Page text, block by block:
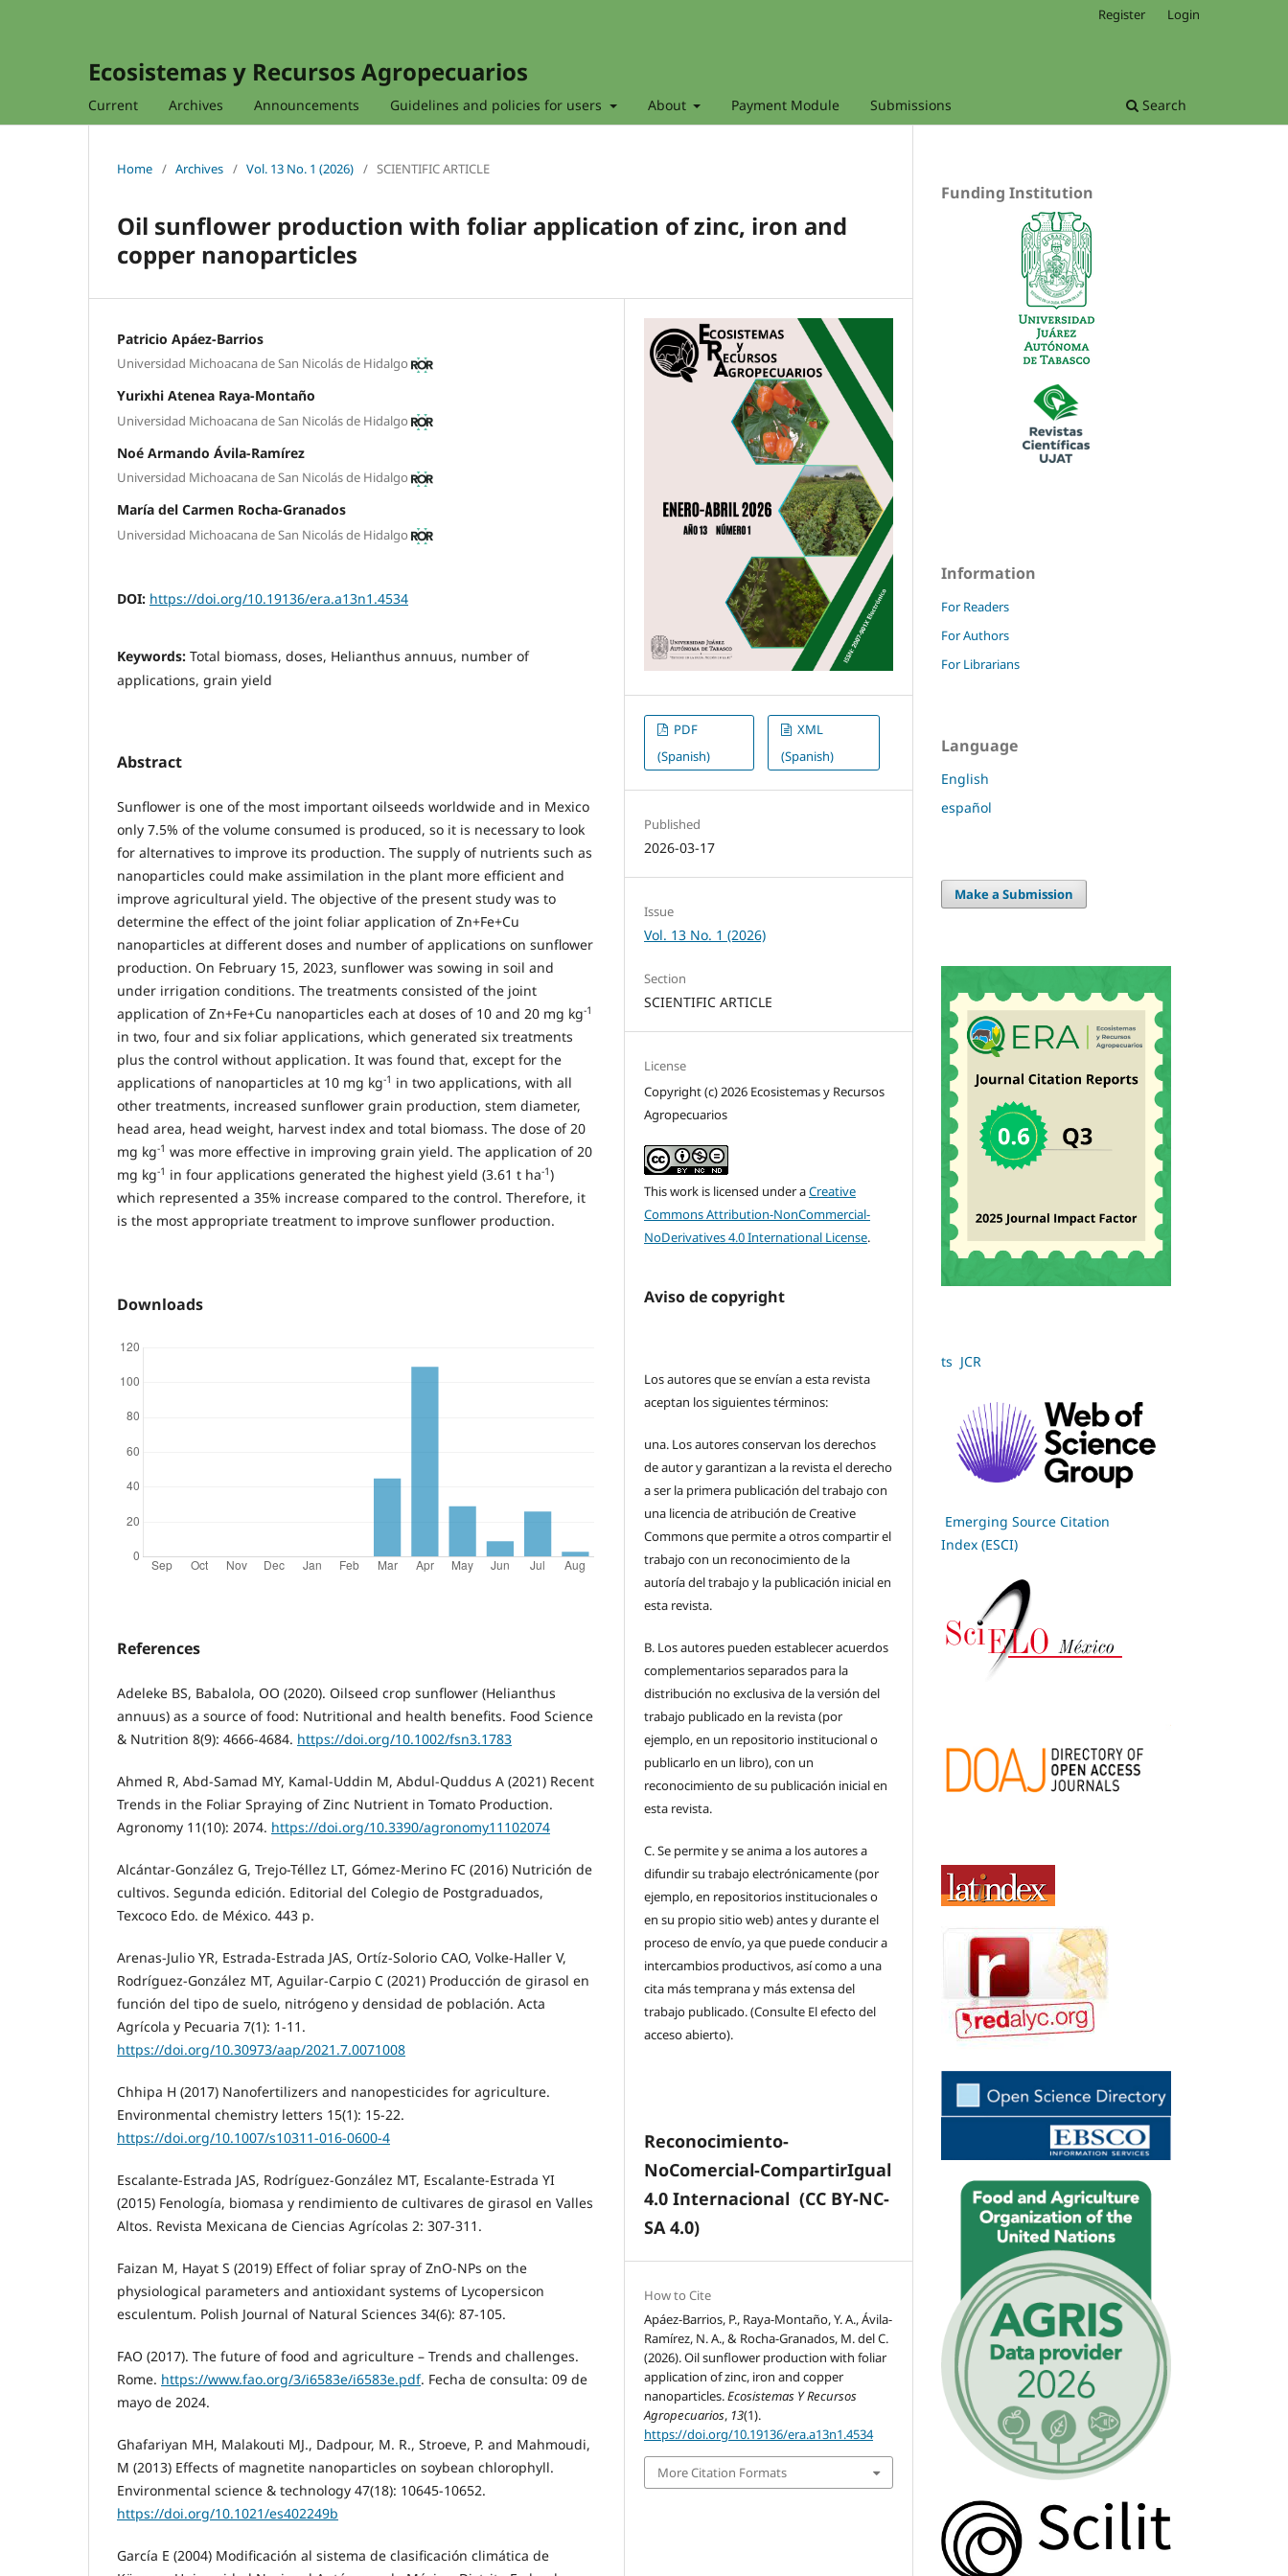
Ecosistemas y Recursos Agropecuarios
Current Archives Announcements Guidelines and policies for users About Payment Module Submissions Search
Register Login
Home / Archives / Vol. 13 No. 1 (2026) / SCIENTIFIC ARTICLE
Oil sunflower production with foliar application of zinc, iron and
copper nanoparticles
Patricio Apáez-Barrios
Universidad Michoacana de San Nicolás de Hidalgo
Yurixhi Atenea Raya-Montaño
Universidad Michoacana de San Nicolás de Hidalgo
Noé Armando Ávila-Ramírez
Universidad Michoacana de San Nicolás de Hidalgo
María del Carmen Rocha-Granados
Universidad Michoacana de San Nicolás de Hidalgo
DOI: https://doi.org/10.19136/era.a13n1.4534
Keywords: Total biomass, doses, Helianthus annuus, number of
applications, grain yield
Abstract
Sunflower is one of the most important oilseeds worldwide and in Mexico
only 7.5% of the volume consumed is produced, so it is necessary to look
for alternatives to improve its production. The supply of nutrients such as
nanoparticles could make assimilation in the plant more efficient and
improve agricultural yield. The objective of the present study was to
determine the effect of the joint foliar application of Zn+Fe+Cu
nanoparticles at different doses and number of applications on sunflower
production. On February 15, 2023, sunflower was sowing in soil and
under irrigation conditions. The treatments consisted of the joint
application of Zn+Fe+Cu nanoparticles each at doses of 10 and 20 mg kg-1
in two, four and six foliar applications, which generated six treatments
plus the control without application. It was found that, except for the
applications of nanoparticles at 10 mg kg-1 in two applications, with all
other treatments, increased sunflower grain production, stem diameter,
head area, head weight, harvest index and total biomass. The dose of 20
mg kg-1 was more effective in improving grain yield. The application of 20
mg kg-1 in four applications generated the highest yield (3.61 t ha-1)
which represented a 35% increase compared to the control. Therefore, it
is the most appropriate treatment to improve sunflower production.
Downloads
References
Adeleke BS, Babalola, OO (2020). Oilseed crop sunflower (Helianthus
annuus) as a source of food: Nutritional and health benefits. Food Science
& Nutrition 8(9): 4666-4684. https://doi.org/10.1002/fsn3.1783
Ahmed R, Abd-Samad MY, Kamal-Uddin M, Abdul-Quddus A (2021) Recent
Trends in the Foliar Spraying of Zinc Nutrient in Tomato Production.
Agronomy 11(10): 2074. https://doi.org/10.3390/agronomy11102074
Alcántar-González G, Trejo-Téllez LT, Gómez-Merino FC (2016) Nutrición de
cultivos. Segunda edición. Editorial del Colegio de Postgraduados,
Texcoco Edo. de México. 443 p.
Arenas-Julio YR, Estrada-Estrada JAS, Ortíz-Solorio CAO, Volke-Haller V,
Rodríguez-González MT, Aguilar-Carpio C (2021) Producción de girasol en
función del tipo de suelo, nitrógeno y densidad de población. Acta
Agrícola y Pecuaria 7(1): 1-11.
https://doi.org/10.30973/aap/2021.7.0071008
Chhipa H (2017) Nanofertilizers and nanopesticides for agriculture.
Environmental chemistry letters 15(1): 15-22.
https://doi.org/10.1007/s10311-016-0600-4
Escalante-Estrada JAS, Rodríguez-González MT, Escalante-Estrada YI
(2015) Fenología, biomasa y rendimiento de cultivares de girasol en Valles
Altos. Revista Mexicana de Ciencias Agrícolas 2: 307-311.
Faizan M, Hayat S (2019) Effect of foliar spray of ZnO-NPs on the
physiological parameters and antioxidant systems of Lycopersicon
esculentum. Polish Journal of Natural Sciences 34(6): 87-105.
FAO (2017). The future of food and agriculture – Trends and challenges.
Rome. https://www.fao.org/3/i6583e/i6583e.pdf. Fecha de consulta: 09 de
mayo de 2024.
Ghafariyan MH, Malakouti MJ., Dadpour, M. R., Stroeve, P. and Mahmoudi,
M (2013) Effects of magnetite nanoparticles on soybean chlorophyll.
Environmental science & technology 47(18): 10645-10652.
https://doi.org/10.1021/es402249b
García E (2004) Modificación al sistema de clasificación climática de
PDF
(Spanish)
XML
(Spanish)
Published
2026-03-17
Issue
Vol. 13 No. 1 (2026)
Section
SCIENTIFIC ARTICLE
License
Copyright (c) 2026 Ecosistemas y Recursos
Agropecuarios
This work is licensed under aCreative
Commons Attribution-NonCommercial-
NoDerivatives 4.0 International License.
Aviso de copyright
Los autores que se envían a esta revista
aceptan los siguientes términos:
una. Los autores conservan los derechos
de autor y garantizan a la revista el derecho
a ser la primera publicación del trabajo con
una licencia de atribución de Creative
Commons que permite a otros compartir el
trabajo con un reconocimiento de la
autoría del trabajo y la publicación inicial en
esta revista.
B. Los autores pueden establecer acuerdos
complementarios separados para la
distribución no exclusiva de la versión del
trabajo publicado en la revista (por
ejemplo, en un repositorio institucional o
publicarlo en un libro), con un
reconocimiento de su publicación inicial en
esta revista.
C.Se permite y se anima a los autores a
difundir su trabajo electrónicamente (por
ejemplo, en repositorios institucionales o
en su propio sitio web) antes y durante el
proceso de envío, ya que puede conducir a
intercambios productivos, así como a una
cita más temprana y más extensa del
trabajo publicado. (Consulte El efecto del
acceso abierto).
Reconocimiento-
NoComercial-CompartirIgual
4.0 Internacional (CC BY-NC-
SA 4.0)
How to Cite
Apáez-Barrios, P., Raya-Montaño, Y. A., Ávila-
Ramírez, N. A., & Rocha-Granados, M. del C.
(2026). Oil sunflower production with foliar
application of zinc, iron and copper
nanoparticles.Ecosistemas Y Recursos
Agropecuarios, 13(1).
https://doi.org/10.19136/era.a13n1.4534
More Citation Formats
Funding Institution
Information
For Readers
For Authors
For Librarians
Language
English
español
Make a Submission
ts JCR
Emerging Source Citation
Index (ESCI)